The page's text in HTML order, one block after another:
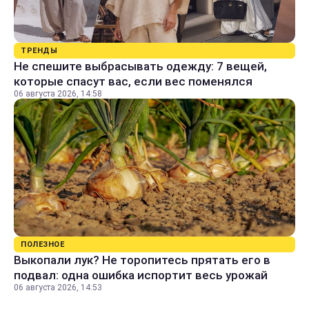
ТРЕНДЫ
Не спешите выбрасывать одежду: 7 вещей,
которые спасут вас, если вес поменялся
06 августа 2026, 14:58
ПОЛЕЗНОЕ
Выкопали лук? Не торопитесь прятать его в
подвал: одна ошибка испортит весь урожай
06 августа 2026, 14:53